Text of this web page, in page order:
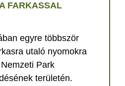
FARKASSAL
egyre többször
utaló nyomokra
Park
területén.